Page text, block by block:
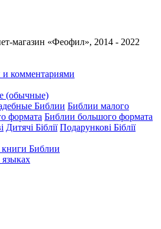
магазин «Феофил», 2014 - 2022
комментариями
(обычные)
Библии Библии малого
формата Библии большого формата
Дитячі Біблії Подарункові Біблії
Библии